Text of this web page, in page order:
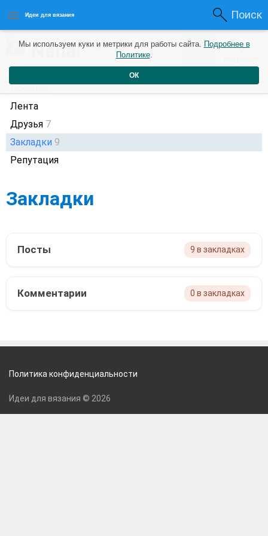
Идеи для вязания Поиск
Nanal5 лет назад 0 0
Профиль
Лента
Друзья 7
Закладки 9
Репутация
Закладки
Посты 9 в закладках
Комментарии 0 в закладках
Мы используем куки и метрики для работы сайта. Подробнее в
Политике.
ОК
Политика конфиденциальности
Идеи для вязания © 2026